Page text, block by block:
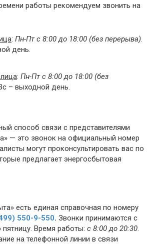
работы рекомендуем звонить на
: Пн-Пт с 8:00 до 18:00 (без перерыва).
день.
: Пн-Пт с 8:00 до 18:00 (без
– выходной день.
способ связи с представителями
— это звонок на официальный номер
могут проконсультировать вас по
предлагает энергосбытовая
есть единая справочная по номеру
550-9-550. Звонки принимаются с
Время работы: с 8:00 до 20:30.
на телефонной линии в связи